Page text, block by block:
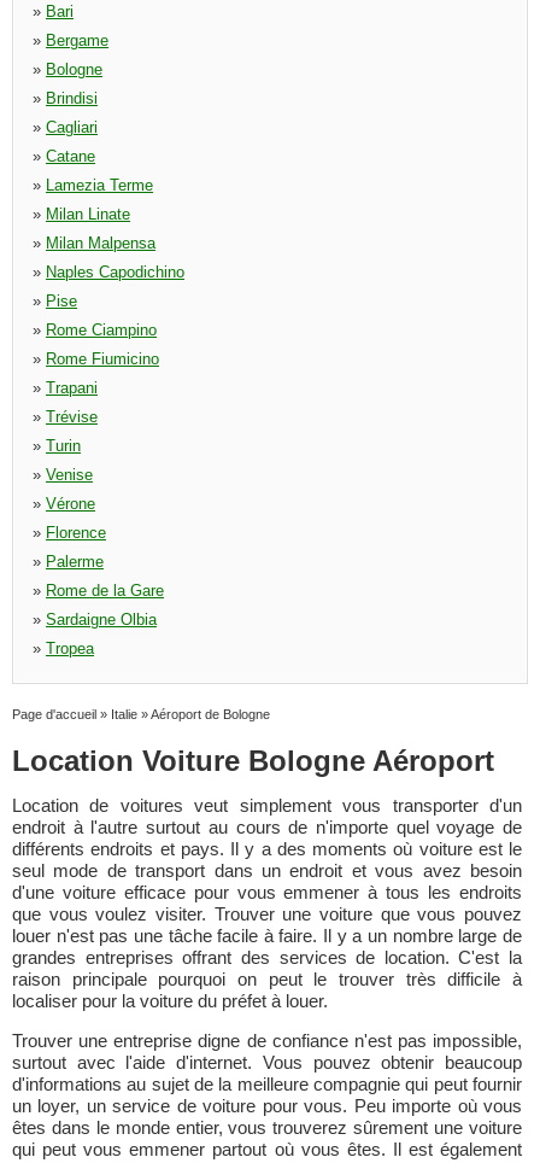
» Bari
» Bergame
» Bologne
» Brindisi
» Cagliari
» Catane
» Lamezia Terme
» Milan Linate
» Milan Malpensa
» Naples Capodichino
» Pise
» Rome Ciampino
» Rome Fiumicino
» Trapani
» Trévise
» Turin
» Venise
» Vérone
» Florence
» Palerme
» Rome de la Gare
» Sardaigne Olbia
» Tropea
Page d'accueil » Italie »Aéroport de Bologne
Location Voiture Bologne Aéroport
Location de voitures veut simplement vous transporter d'un
endroit à l'autre surtout au cours de n'importe quel voyage de
différents endroits et pays. Il y a des moments où voiture est le
seul mode de transport dans un endroit et vous avez besoin
d'une voiture efficace pour vous emmener à tous les endroits
que vous voulez visiter. Trouver une voiture que vous pouvez
louer n'est pas une tâche facile à faire. Il y a un nombre large de
grandes entreprises offrant des services de location. C'est la
raison principale pourquoi on peut le trouver très difficile à
localiser pour la voiture du préfet à louer.
Trouver une entreprise digne de confiance n'est pas impossible,
surtout avec l'aide d'internet. Vous pouvez obtenir beaucoup
d'informations au sujet de la meilleure compagnie qui peut fournir
un loyer, un service de voiture pour vous. Peu importe où vous
êtes dans le monde entier, vous trouverez sûrement une voiture
qui peut vous emmener partout où vous êtes. Il est également